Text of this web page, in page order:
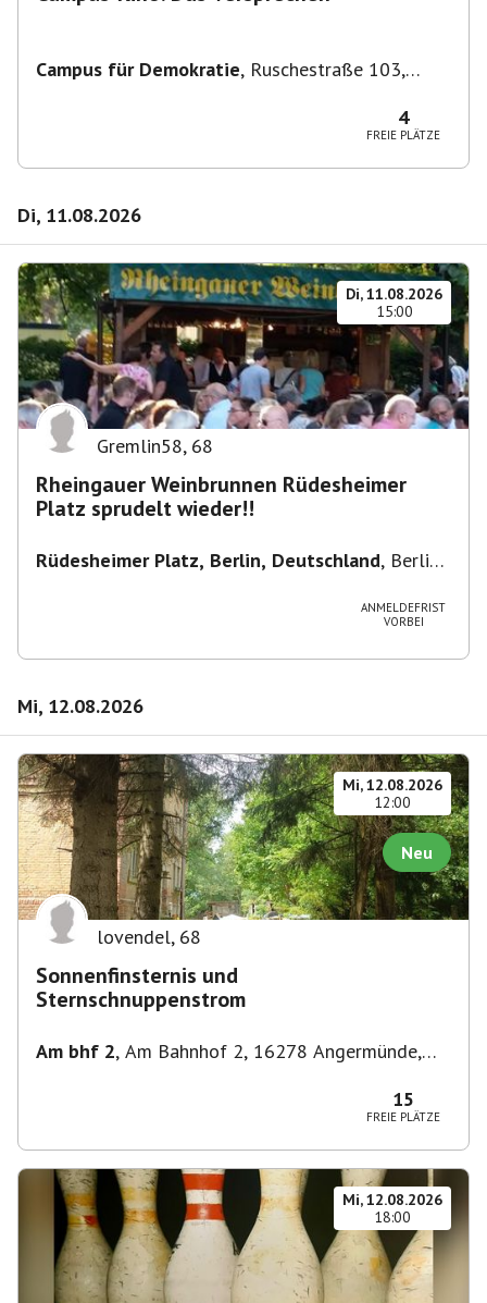
Campus für Demokratie, Ruschestraße 103,
4
FREIE PLÄTZE
Di, 11.08.2026
Di, 11.08.2026
15:00
Gremlin58, 68
Rheingauer Weinbrunnen Rüdesheimer
Platz sprudelt wieder!!
Rüdesheimer Platz, Berlin, Deutschland, Berlin-
ANMELDEFRIST
VORBEI
Mi, 12.08.2026
Mi, 12.08.2026
12:00
Neu
lovendel, 68
Sonnenfinsternis und
Sternschnuppenstrom
Am bhf 2, Am Bahnhof 2, 16278 Angermünde,
15
FREIE PLÄTZE
Mi, 12.08.2026
18:00